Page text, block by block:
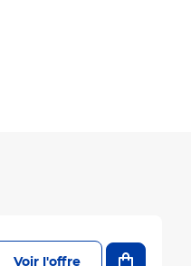
Voir l'offre
Ajouter